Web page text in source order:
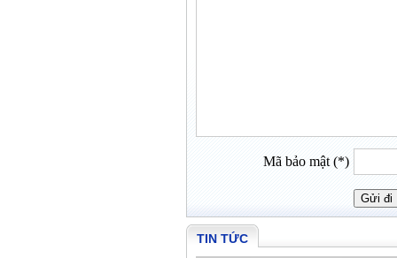
Mã bảo mật (*)
TIN TỨC